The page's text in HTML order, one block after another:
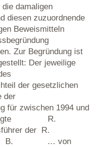
damaligen
zuzuordnende
Beweismitteln
Zur Begründung ist
Der jeweilige
der gesetzlichen
der
für zwischen 1994 und
R.
der R.
B. … von